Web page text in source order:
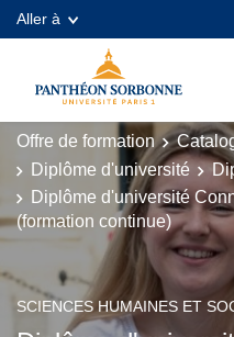
Aller à
Offre de formation
Diplôme d'université
Diplôme d'université
(formation continue)
SCIENCES HUMAINES ET